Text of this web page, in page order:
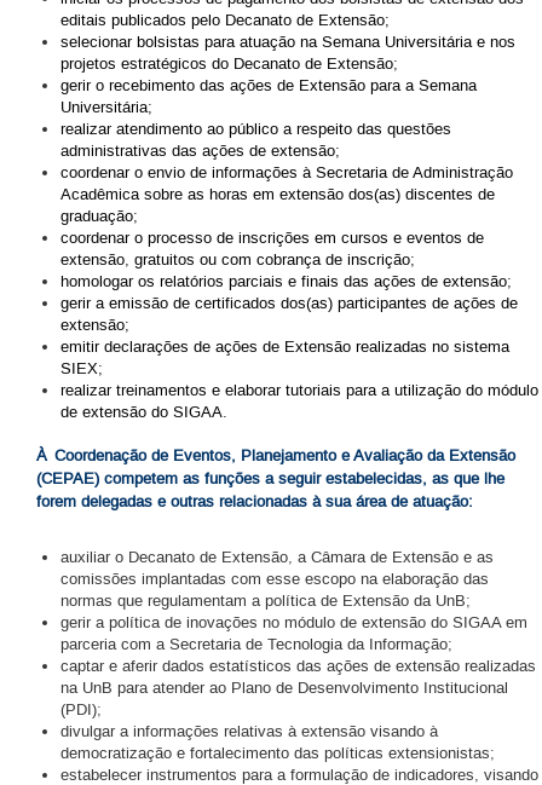
editais publicados pelo Decanato de Extensão;
selecionar bolsistas para atuação na Semana Universitária e nos
projetos estratégicos do Decanato de Extensão;
gerir o recebimento das ações de Extensão para a Semana
Universitária;
realizar atendimento ao público a respeito das questões
administrativas das ações de extensão;
coordenar o envio de informações à Secretaria de Administração
Acadêmica sobre as horas em extensão dos(as) discentes de
graduação;
coordenar o processo de inscrições em cursos e eventos de
extensão, gratuitos ou com cobrança de inscrição;
homologar os relatórios parciais e finais das ações de extensão;
gerir a emissão de certificados dos(as) participantes de ações de
extensão;
emitir declarações de ações de Extensão realizadas no sistema
SIEX;
realizar treinamentos e elaborar tutoriais para a utilização do módulo
de extensão do SIGAA.
À Coordenação de Eventos, Planejamento e Avaliação da Extensão
(CEPAE) competem as funções a seguir estabelecidas, as que lhe
forem delegadas e outras relacionadas à sua área de atuação:
auxiliar o Decanato de Extensão, a Câmara de Extensão e as
comissões implantadas com esse escopo na elaboração das
normas que regulamentam a política de Extensão da UnB;
gerir a política de inovações no módulo de extensão do SIGAA em
parceria com a Secretaria de Tecnologia da Informação;
captar e aferir dados estatísticos das ações de extensão realizadas
na UnB para atender ao Plano de Desenvolvimento Institucional
(PDI);
divulgar a informações relativas à extensão visando à
democratização e fortalecimento das políticas extensionistas;
estabelecer instrumentos para a formulação de indicadores, visando